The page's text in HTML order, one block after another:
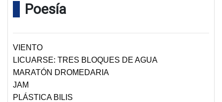
Poesía
VIENTO
LICUARSE: TRES BLOQUES DE AGUA
MARATÓN DROMEDARIA
JAM
PLÁSTICA BILIS